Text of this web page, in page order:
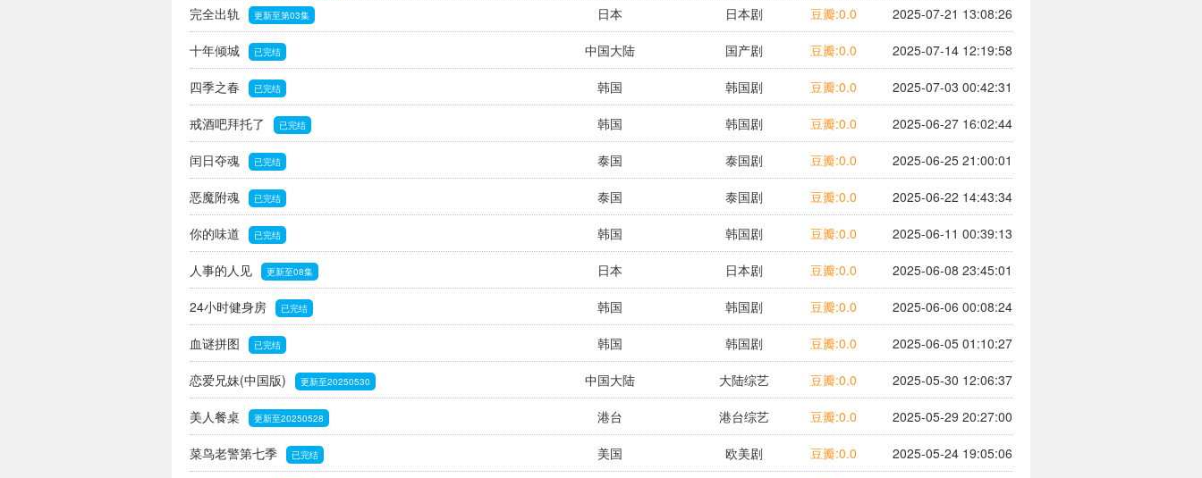
完全出轨 更新至第03集 日本 日本剧 豆瓣:0.0 2025-07-21 13:08:26
十年倾城 已完结 中国大陆 国产剧 豆瓣:0.0 2025-07-14 12:19:58
四季之春 已完结 韩国 韩国剧 豆瓣:0.0 2025-07-03 00:42:31
戒酒吧拜托了 已完结 韩国 韩国剧 豆瓣:0.0 2025-06-27 16:02:44
闰日夺魂 已完结 泰国 泰国剧 豆瓣:0.0 2025-06-25 21:00:01
恶魔附魂 已完结 泰国 泰国剧 豆瓣:0.0 2025-06-22 14:43:34
你的味道 已完结 韩国 韩国剧 豆瓣:0.0 2025-06-11 00:39:13
人事的人见 更新至08集 日本 日本剧 豆瓣:0.0 2025-06-08 23:45:01
24小时健身房 已完结 韩国 韩国剧 豆瓣:0.0 2025-06-06 00:08:24
血谜拼图 已完结 韩国 韩国剧 豆瓣:0.0 2025-06-05 01:10:27
恋爱兄妹(中国版) 更新至20250530 中国大陆 大陆综艺 豆瓣:0.0 2025-05-30 12:06:37
美人餐桌 更新至20250528 港台 港台综艺 豆瓣:0.0 2025-05-29 20:27:00
菜鸟老警第七季 已完结 美国 欧美剧 豆瓣:0.0 2025-05-24 19:05:06